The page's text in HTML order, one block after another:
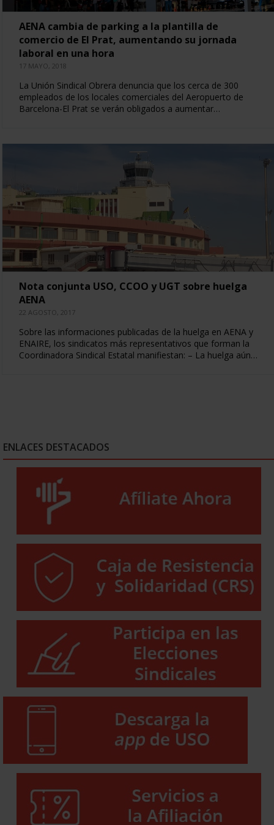
AENA cambia de parking a la plantilla de
comercio de El Prat, aumentando su jornada
laboral en una hora
17 MAYO, 2018
La Unión Sindical Obrera denuncia que los cerca de 300
empleados de los locales comerciales del Aeropuerto de
Barcelona-El Prat se verán obligados a aumentar…
Nota conjunta USO, CCOO y UGT sobre huelga
AENA
22 AGOSTO, 2017
Sobre las informaciones publicadas de la huelga en AENA y
ENAIRE, los sindicatos más representativos que forman la
Coordinadora Sindical Estatal manifiestan: – La huelga aún…
ENLACES DESTACADOS